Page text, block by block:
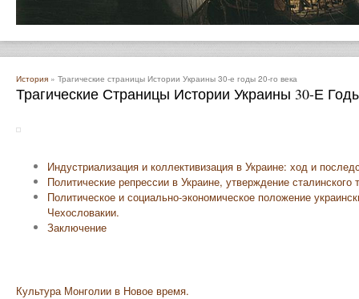
История » Трагические страницы Истории Украины 30-е годы 20-го века
Трагические Страницы Истории Украины 30-Е
Индустриализация и коллективизация в Украине: ход и
Политические репрессии в Украине, утверждение сталинского
Политическое и социально-экономическое положение
Чехословакии.
Заключение
Культура Монголии в Новое время.